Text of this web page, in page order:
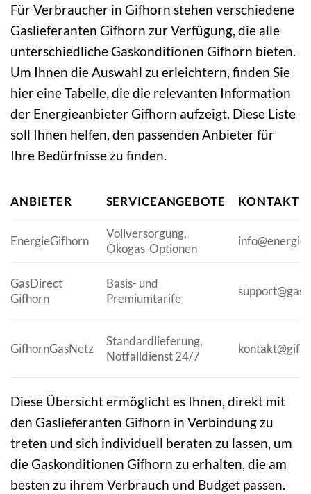
Für Verbraucher in Gifhorn stehen verschiedene
Gaslieferanten Gifhorn zur Verfügung, die alle
unterschiedliche Gaskonditionen Gifhorn bieten.
Um Ihnen die Auswahl zu erleichtern, finden Sie
hier eine Tabelle, die die relevanten Information
der Energieanbieter Gifhorn aufzeigt. Diese Liste
soll Ihnen helfen, den passenden Anbieter für
Ihre Bedürfnisse zu finden.
ANBIETER SERVICEANGEBOTE KONTAKT
EnergieGifhorn
Vollversorgung,
Ökogas-Optionen
GasDirect
Gifhorn
Basis- und
Premiumtarife
GifhornGasNetz
Standardlieferung,
Notfalldienst 24/7
Diese Übersicht ermöglicht es Ihnen, direkt mit
den Gaslieferanten Gifhorn in Verbindung zu
treten und sich individuell beraten zu lassen, um
die Gaskonditionen Gifhorn zu erhalten, die am
besten zu ihrem Verbrauch und Budget passen.